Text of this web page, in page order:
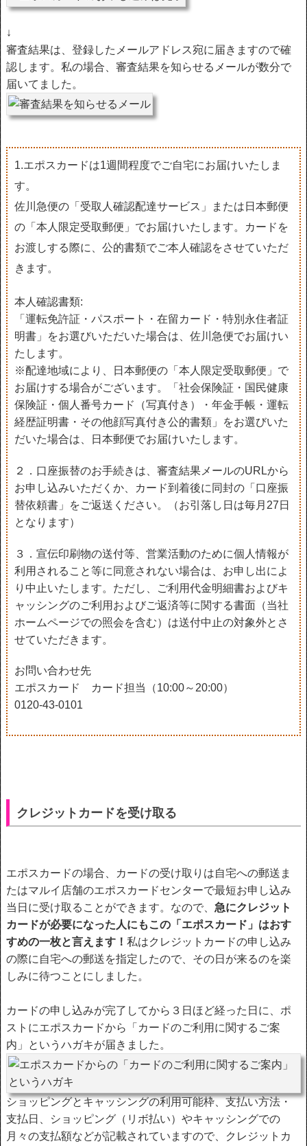
↓
審査結果は、登録したメールアドレス宛に届きますので確
認します。私の場合、審査結果を知らせるメールが数分で
届いてました。
1.エポスカードは1週間程度でご自宅にお届けいたしま
す。
佐川急便の「受取人確認配達サービス」または日本郵便
の「本人限定受取郵便」でお届けいたします。カードを
お渡しする際に、公的書類でご本人確認をさせていただ
きます。
本人確認書類:
「運転免許証・パスポート・在留カード・特別永住者証
明書」をお選びいただいた場合は、佐川急便でお届けい
たします。
※配達地域により、日本郵便の「本人限定受取郵便」で
お届けする場合がございます。「社会保険証・国民健康
保険証・個人番号カード（写真付き）・年金手帳・運転
経歴証明書・その他顔写真付き公的書類」をお選びいた
だいた場合は、日本郵便でお届けいたします。
２．口座振替のお手続きは、審査結果メールのURLから
お申し込みいただくか、カード到着後に同封の「口座振
替依頼書」をご返送ください。（お引落し日は毎月27日
となります）
３．宣伝印刷物の送付等、営業活動のために個人情報が
利用されること等に同意されない場合は、お申し出によ
り中止いたします。ただし、ご利用代金明細書およびキ
ャッシングのご利用およびご返済等に関する書面（当社
ホームページでの照会を含む）は送付中止の対象外とさ
せていただきます。
お問い合わせ先
エポスカード カード担当（10:00～20:00）
0120-43-0101
クレジットカードを受け取る
エポスカードの場合、カードの受け取りは自宅への郵送ま
たはマルイ店舗のエポスカードセンターで最短お申し込み
当日に受け取ることができます。なので、 急にクレジット
カードが必要になった人にもこの「エポスカード」はおす
すめの一枚と言えます！ 私はクレジットカードの申し込み
の際に自宅への郵送を指定したので、その日が来るのを楽
しみに待つことにしました。
カードの申し込みが完了してから３日ほど経った日に、ポ
ストにエポスカードから「カードのご利用に関するご案
内」というハガキが届きました。
ショッピングとキャッシングの利用可能枠、支払い方法・
支払日、ショッピング（リボ払い）やキャッシングでの
月々の支払額などが記載されていますので、クレジットカ